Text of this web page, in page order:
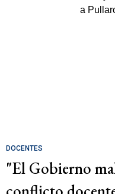
DOCENTES
"El Gobierno